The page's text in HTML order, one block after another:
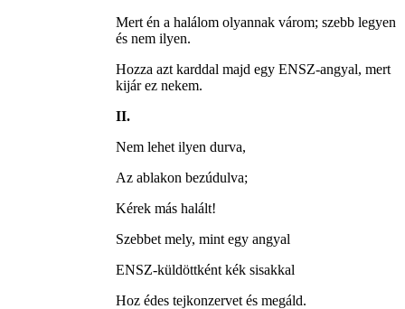
Mert én a halálom olyannak várom; szebb legyen
és nem ilyen.
Hozza azt karddal majd egy ENSZ-angyal, mert
kijár ez nekem.
II.
Nem lehet ilyen durva,
Az ablakon bezúdulva;
Kérek más halált!
Szebbet mely, mint egy angyal
ENSZ-küldöttként kék sisakkal
Hoz édes tejkonzervet és megáld.